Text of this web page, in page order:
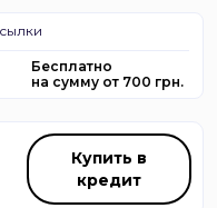
Бесплатно
на сумму от 700 грн.
Купить в
кредит